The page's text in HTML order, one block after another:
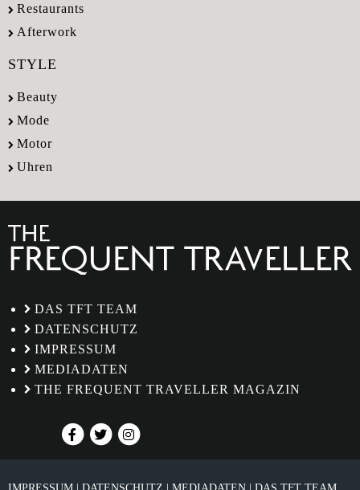
Restaurants
Afterwork
STYLE
Beauty
Mode
Motor
Uhren
DAS TFT TEAM
DATENSCHUTZ
IMPRESSUM
MEDIADATEN
THE FREQUENT TRAVELLER MAGAZIN